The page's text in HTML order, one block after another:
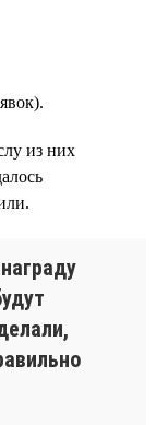
из них